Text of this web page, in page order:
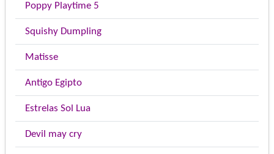
Poppy Playtime 5
Squishy Dumpling
Matisse
Antigo Egipto
Estrelas Sol Lua
Devil may cry